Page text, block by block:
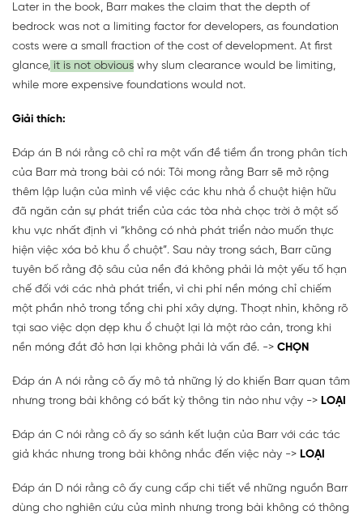
Later in the book, Barr makes the claim that the depth of
bedrock was not a limiting factor for developers, as foundation
costs were a small fraction of the cost of development. At first
glance, it is not obvious why slum clearance would be limiting,
while more expensive foundations would not.
Giải thích:
Đáp án B nói rằng cô chỉ ra một vấn đề tiềm ẩn trong phân tích
của Barr mà trong bài có nói: Tôi mong rằng Barr sẽ mở rộng
thêm lập luận của mình về việc các khu nhà ổ chuột hiện hữu
đã ngăn cản sự phát triển của các tòa nhà chọc trời ở một số
khu vực nhất định vì “không có nhà phát triển nào muốn thực
hiện việc xóa bỏ khu ổ chuột”. Sau này trong sách, Barr cũng
tuyên bố rằng độ sâu của nền đá không phải là một yếu tố hạn
chế đối với các nhà phát triển, vì chi phí nền móng chỉ chiếm
một phần nhỏ trong tổng chi phí xây dựng. Thoạt nhìn, không rõ
tại sao việc dọn dẹp khu ổ chuột lại là một rào cản, trong khi
nền móng đắt đỏ hơn lại không phải là vấn đề. -> CHỌN
Đáp án A nói rằng cô ấy mô tả những lý do khiến Barr quan tâm
nhưng trong bài không có bất kỳ thông tin nào như vậy -> LOẠI
Đáp án C nói rằng cô ấy so sánh kết luận của Barr với các tác
giả khác nhưng trong bài không nhắc đến việc này -> LOẠI
Đáp án D nói rằng cô ấy cung cấp chi tiết về những nguồn Barr
dùng cho nghiên cứu của mình nhưng trong bài không có thông